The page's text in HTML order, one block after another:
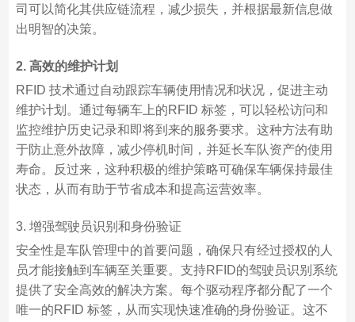
司可以简化其供应链流程，减少损失，并根据最新信息做
出明智的决策。
2. 高效的维护计划
RFID 技术通过自动跟踪车辆使用情况和状况，促进主动
维护计划。通过每辆车上的RFID 标签，可以轻松访问和
监控维护历史记录和即将到来的服务要求。这种方法有助
于防止意外故障，减少停机时间，并延长车队资产的使用
寿命。反过来，这种积极的维护策略可确保车辆保持最佳
状态，从而有助于节省成本和提高运营效率。
3. 增强驾驶员识别和身份验证
安全性是车队管理中的首要问题，确保只有经过授权的人
员才能接触到车辆至关重要。支持RFID的驾驶员识别系统
提供了安全高效的解决方案。每个驱动程序都分配了一个
唯一的RFID 标签，从而实现快速准确的身份验证。这不